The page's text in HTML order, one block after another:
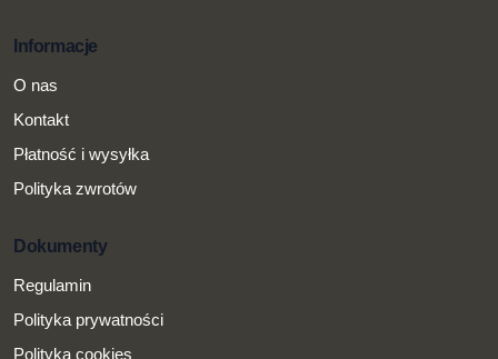
Informacje
O nas
Kontakt
Płatność i wysyłka
Polityka zwrotów
Dokumenty
Regulamin
Polityka prywatności
Polityka cookies